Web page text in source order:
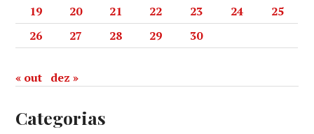
19
20 21 22 23 24
25
26
27 28 29 30
« out dez »
Categorias